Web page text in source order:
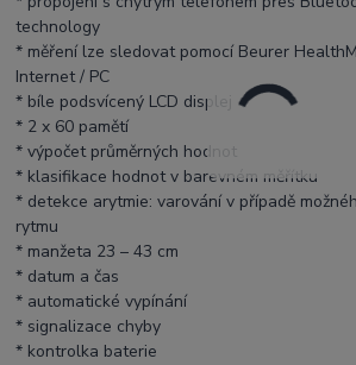
technology
* měření lze sledovat pomocí Beurer
Internet / PC
* bíle podsvícený LCD displej
* 2 x 60 pamětí
* výpočet průměrných hodnot
* klasifikace hodnot v barevném měřítku
* detekce arytmie: varování v případě
rytmu
* manžeta 23 – 43 cm
* datum a čas
* automatické vypínání
* signalizace chyby
* kontrolka baterie